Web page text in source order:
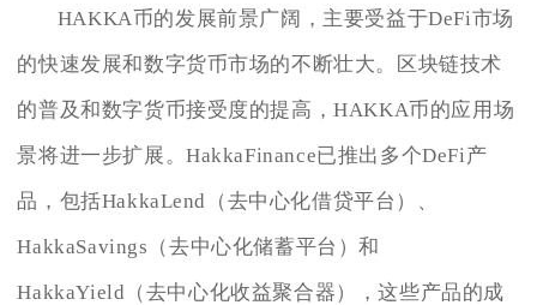
HAKKA币的发展前景广阔，主要受益于DeFi市场
的快速发展和数字货币市场的不断壮大。区块链技术
的普及和数字货币接受度的提高，HAKKA币的应用场
景将进一步扩展。HakkaFinance已推出多个DeFi产
品，包括HakkaLend（去中心化借贷平台）、
HakkaSavings（去中心化储蓄平台）和
HakkaYield（去中心化收益聚合器），这些产品的成